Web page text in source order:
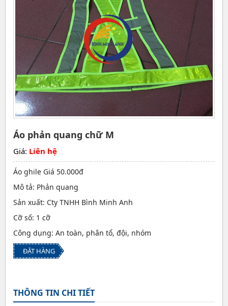
Áo phản quang chữ M
Giá: Liên hệ
Áo ghile Giá 50.000đ
Mô tả: Phản quang
Sản xuất: Cty TNHH Bình Minh Anh
Cỡ số: 1 cỡ
Công dụng: An toàn, phân tổ, đội, nhóm
ĐẶT HÀNG
THÔNG TIN CHI TIẾT